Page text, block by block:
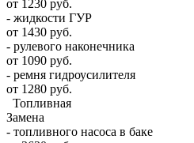
от 1230 руб.
- жидкости ГУР
от 1430 руб.
- рулевого наконечника
от 1090 руб.
- ремня гидроусилителя
от 1280 руб.
Топливная
Замена
- топливного насоса в баке